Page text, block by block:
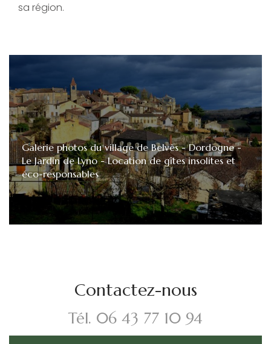
sa région.
Galerie photos du village de Belvès - Dordogne -
Le Jardin de Lyno - Location de gîtes insolites et
éco-responsables
Contactez-nous
Tél. 06 43 77 10 94